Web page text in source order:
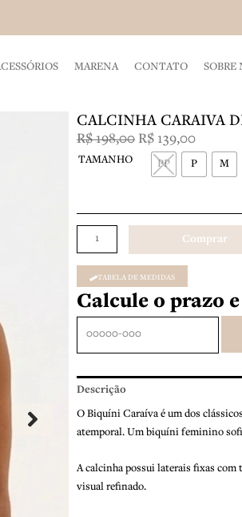
MARENA CONTATO SOBRE
CALCINHA CARAIVA
R$198,00 O
preço
original
R$ 198,00.
R$ 139,00O
preço
atual
R$
TAMANHO PP P M
CALCINHA
-
quantidade
Comprar
TABELA DE MEDIDAS
Calcule o prazo
Descrição
O Biquíni Caraíva é um dos
atemporal. Um biquíni feminino
A calcinha possui laterais fixas
visual refinado.